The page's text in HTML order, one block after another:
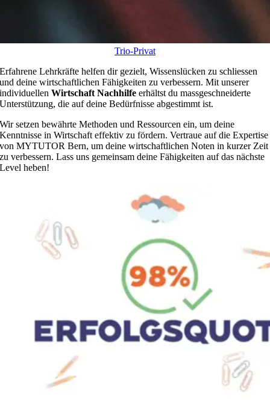
Trio-Privat
Erfahrene Lehrkräfte helfen dir gezielt, Wissenslücken zu schliessen
und deine wirtschaftlichen Fähigkeiten zu verbessern. Mit unserer
individuellenWirtschaft Nachhilfe erhältst du massgeschneiderte
Unterstützung, die auf deine Bedürfnisse abgestimmt ist.
Wir setzen bewährte Methoden und Ressourcen ein, um deine
Kenntnisse in Wirtschaft effektiv zu fördern. Vertraue auf die Expertise
von MYTUTOR Bern, um deine wirtschaftlichen Noten in kurzer Zeit
zu verbessern. Lass uns gemeinsam deine Fähigkeiten auf das nächste
Level heben!